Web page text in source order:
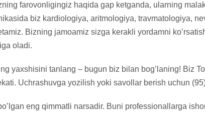
farovonligingiz haqida gap ketganda, ularning
biz kardiologiya, aritmologiya, travmatologiya,
Bizning jamoamiz sizga kerakli yordamni
oladi.
yaxshisini tanlang – bugun biz bilan bog’laning! Biz
Uchrashuvga yozilish yoki savollar berish uchun
eng qimmatli narsadir. Buni professionallarga